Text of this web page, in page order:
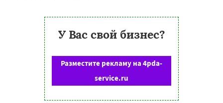
У Вас свой бизнес?
Разместите рекламу на 4pda-
service.ru